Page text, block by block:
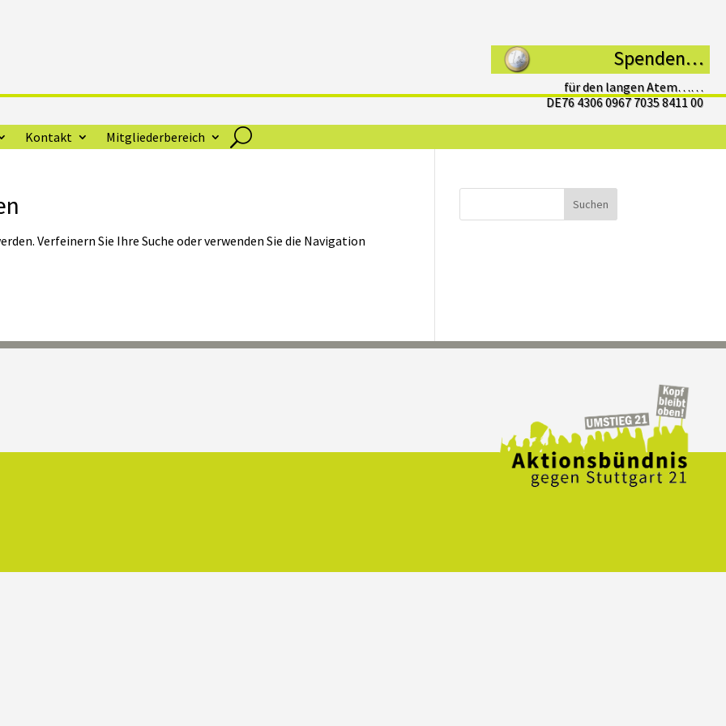
Spenden…
für den langen Atem……
DE76 4306 0967 7035 8411 00
Kontakt Mitgliederbereich
Verfeinern Sie Ihre Suche oder verwenden Sie die Navigation
Suchen